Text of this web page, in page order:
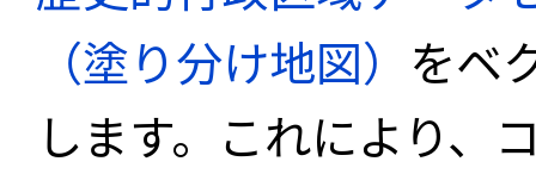
（塗り分け地図） をベ
します。これにより、